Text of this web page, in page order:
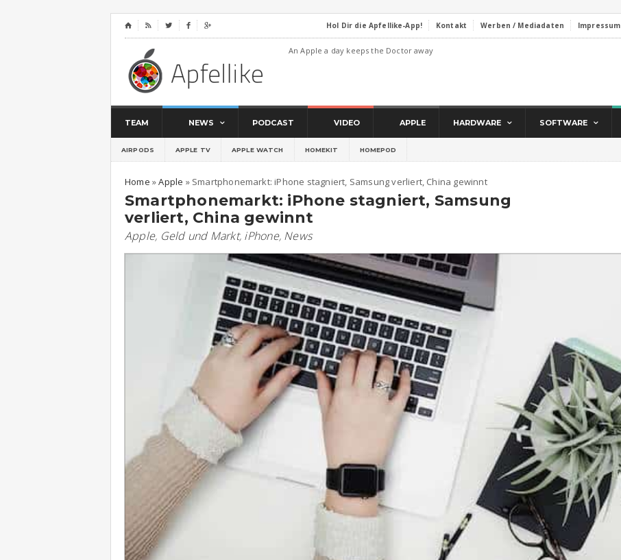
⌂     Hol Dir die Apfellike-App! Kontakt Werben / Mediadaten Impressum
An Apple a day keeps the Doctor away
TEAM NEWS PODCAST VIDEO APPLE HARDWARE SOFTWARE
AIRPODS APPLE TV APPLE WATCH HOMEKIT HOMEPOD
Home »Apple » Smartphonemarkt: iPhone stagniert, Samsung verliert, China gewinnt
Smartphonemarkt: iPhone stagniert, Samsung
verliert, China gewinnt
Apple, Geld und Markt, iPhone, News